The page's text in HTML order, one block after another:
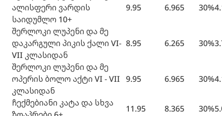
ალისფერი ვარდის
საიდუმლო 10+
9.95 6.965 30%
შერლოკი ლუპენი და მე
დაკარგული პიკის ქალი VI-
VII კლასიდან
8.95 6.265 30%
შერლოკი ლუპენი და მე
ოპერის ბოლო აქტი VI - VII
კლასიდან
9.95 6.965 30%
ჩექმებიანი კატა და სხვა
11.95 8.365 30%